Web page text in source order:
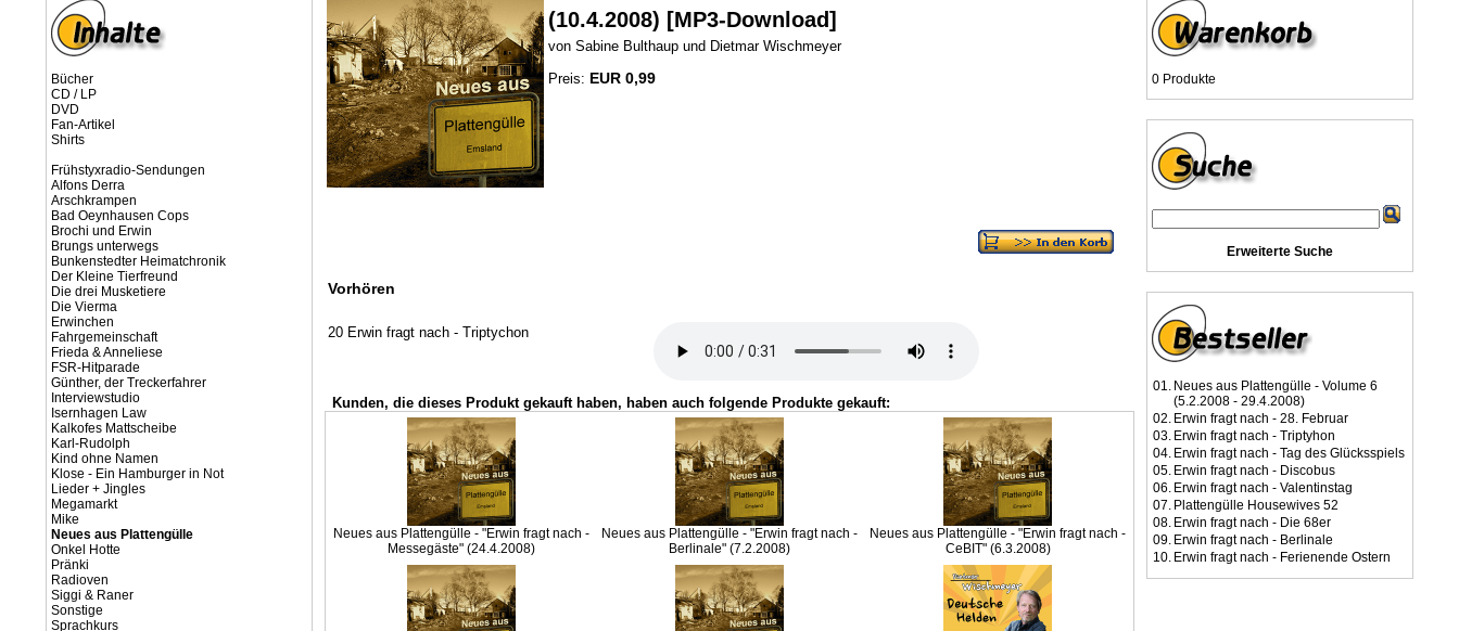
Bücher
CD / LP
DVD
Fan-Artikel
Shirts
Frühstyxradio-Sendungen
Alfons Derra
Arschkrampen
Bad Oeynhausen Cops
Brochi und Erwin
Brungs unterwegs
Bunkenstedter Heimatchronik
Der Kleine Tierfreund
Die drei Musketiere
Die Vierma
Erwinchen
Fahrgemeinschaft
Frieda & Anneliese
FSR-Hitparade
Günther, der Treckerfahrer
Interviewstudio
Isernhagen Law
Kalkofes Mattscheibe
Karl-Rudolph
Kind ohne Namen
Klose - Ein Hamburger in Not
Lieder + Jingles
Megamarkt
Mike
Neues aus Plattengülle
Onkel Hotte
Pränki
Radioven
Siggi & Raner
Sonstige
Sprachkurs
(10.4.2008) [MP3-Download]
von Sabine Bulthaup und Dietmar Wischmeyer
Preis: EUR 0,99
Vorhören
20 Erwin fragt nach - Triptychon
Kunden, die dieses Produkt gekauft haben, haben auch folgende Produkte gekauft:
Neues aus Plattengülle - "Erwin fragt nach -
Messegäste" (24.4.2008)
Neues aus Plattengülle - "Erwin fragt nach -
Berlinale" (7.2.2008)
Neues aus Plattengülle - "Erwin fragt nach -
CeBIT" (6.3.2008)
0 Produkte
Erweiterte Suche
01. Neues aus Plattengülle - Volume 6
(5.2.2008 - 29.4.2008)
02. Erwin fragt nach - 28. Februar
03. Erwin fragt nach - Triptyhon
04. Erwin fragt nach - Tag des Glücksspiels
05. Erwin fragt nach - Discobus
06. Erwin fragt nach - Valentinstag
07. Plattengülle Housewives 52
08. Erwin fragt nach - Die 68er
09. Erwin fragt nach - Berlinale
10. Erwin fragt nach - Ferienende Ostern